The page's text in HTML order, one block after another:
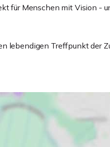
für Menschen mit Vision -
lebendigen Treffpunkt der